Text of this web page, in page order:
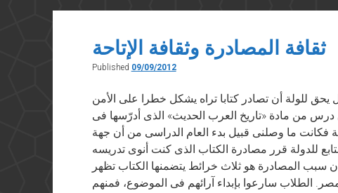
ثقافة المصادرة وثقافة الإتاحة
Published 09/09/2012
في “الشروق” في ٩ سبتمبر ٢٠١٢ هل يحق للولة أن تصادر كتابا تراه يشكل خطرا على الأمن
من مادة «تاريخ العرب الحديث» الذى أدرّسها فى
فكانت ما وصلنى قبيل بدء العام الدراسى من أن جهة
للدولة قرر مصادرة الكتاب الذى كنت أنوى تدريسه
سبب المصادرة هو ثلاث خرائط يتضمنها الكتاب تظهر
الطلاب سارعوا بإبداء آرائهم فى الموضوع، فمنهم